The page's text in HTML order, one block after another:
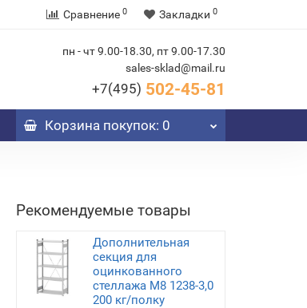
Сравнение 0 Закладки 0
пн - чт 9.00-18.30, пт 9.00-17.30
sales-sklad@mail.ru
+7(495) 502-45-81
Корзинапокупок: 0
Рекомендуемые товары
Дополнительная
секция для
оцинкованного
стеллажа М8 1238-3,0
200 кг/полку